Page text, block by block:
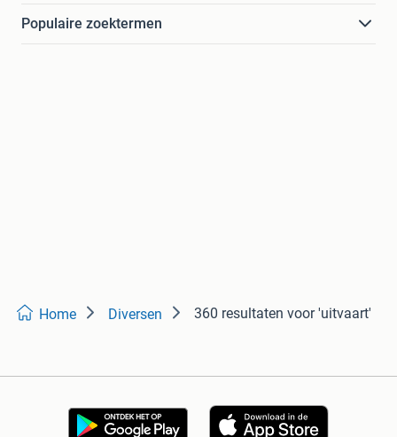
Populaire zoektermen
Home Diversen 360 resultaten voor 'uitvaart'